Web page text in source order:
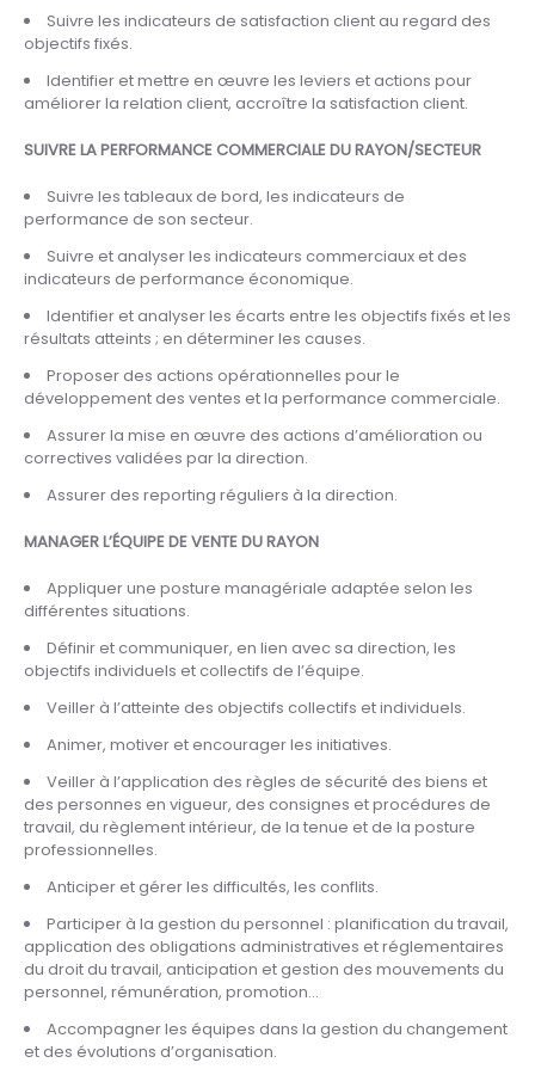
Suivre les indicateurs de satisfaction client au regard des
objectifs fixés.
Identifier et mettre en œuvre les leviers et actions pour
améliorer la relation client, accroître la satisfaction client.
SUIVRE LA PERFORMANCE COMMERCIALE DU RAYON/SECTEUR
Suivre les tableaux de bord, les indicateurs de
performance de son secteur.
Suivre et analyser les indicateurs commerciaux et des
indicateurs de performance économique.
Identifier et analyser les écarts entre les objectifs fixés et les
résultats atteints ; en déterminer les causes.
Proposer des actions opérationnelles pour le
développement des ventes et la performance commerciale.
Assurer la mise en œuvre des actions d’amélioration ou
correctives validées par la direction.
Assurer des reporting réguliers à la direction.
MANAGER L’ÉQUIPE DE VENTE DU RAYON
Appliquer une posture managériale adaptée selon les
différentes situations.
Définir et communiquer, en lien avec sa direction, les
objectifs individuels et collectifs de l’équipe.
Veiller à l’atteinte des objectifs collectifs et individuels.
Animer, motiver et encourager les initiatives.
Veiller à l’application des règles de sécurité des biens et
des personnes en vigueur, des consignes et procédures de
travail, du règlement intérieur, de la tenue et de la posture
professionnelles.
Anticiper et gérer les difficultés, les conflits.
Participer à la gestion du personnel : planification du travail,
application des obligations administratives et réglementaires
du droit du travail, anticipation et gestion des mouvements du
personnel, rémunération, promotion…
Accompagner les équipes dans la gestion du changement
et des évolutions d’organisation.